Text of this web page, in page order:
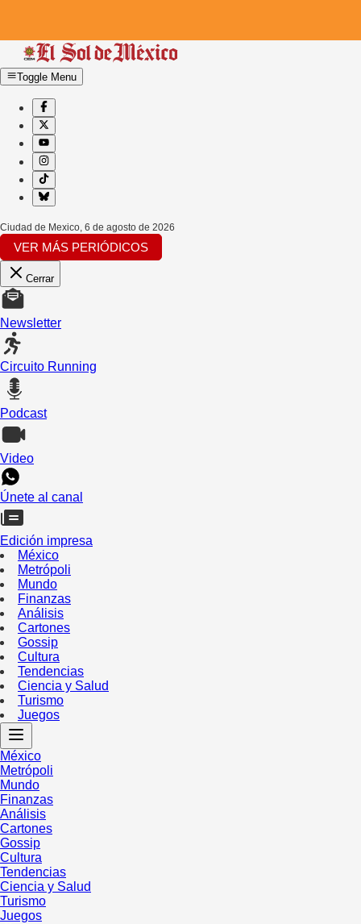
Toggle Menu
Ciudad de Mexico, 6 de agosto de 2026
VER MÁS PERIÓDICOS
Cerrar
Newsletter
Circuito Running
Podcast
Video
Únete al canal
Edición impresa
México
Metrópoli
Mundo
Finanzas
Análisis
Cartones
Gossip
Cultura
Tendencias
Ciencia y Salud
Turismo
Juegos
México
Metrópoli
Mundo
Finanzas
Análisis
Cartones
Gossip
Cultura
Tendencias
Ciencia y Salud
Turismo
Juegos